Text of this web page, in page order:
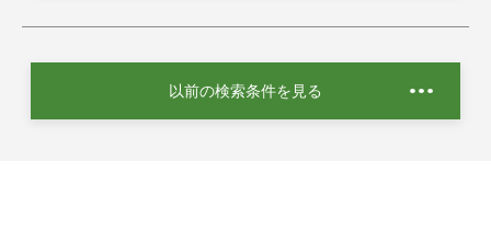
以前の検索条件を見る